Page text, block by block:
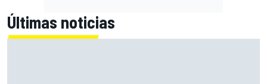
Últimas noticias